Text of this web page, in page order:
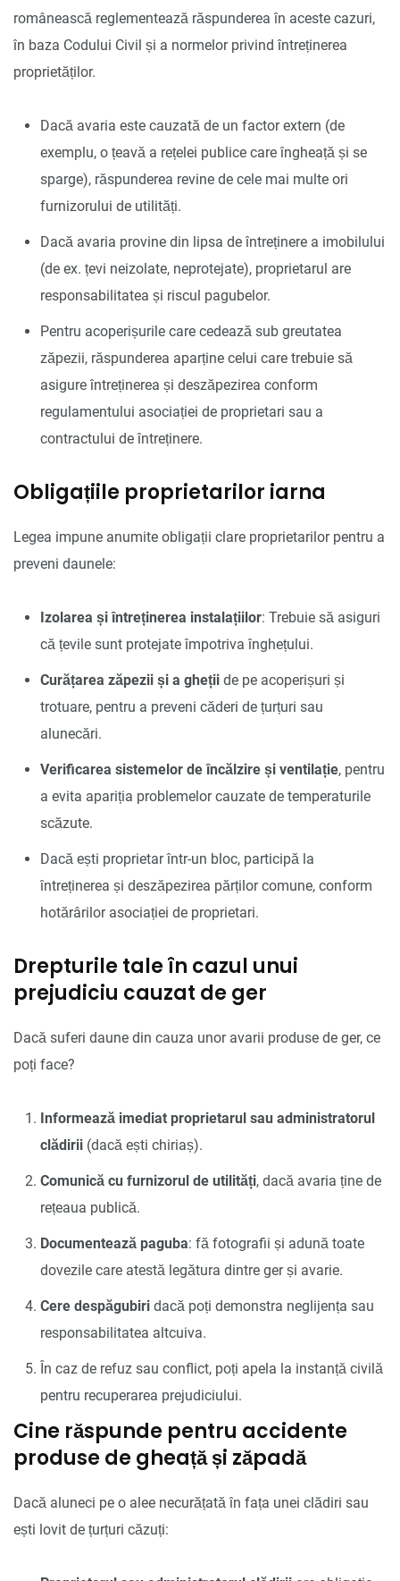
românească reglementează răspunderea în aceste cazuri,
în baza Codului Civil și a normelor privind întreținerea
proprietăților.
Dacă avaria este cauzată de un factor extern (de
exemplu, o țeavă a rețelei publice care îngheață și se
sparge), răspunderea revine de cele mai multe ori
furnizorului de utilități.
Dacă avaria provine din lipsa de întreținere a imobilului
(de ex. țevi neizolate, neprotejate), proprietarul are
responsabilitatea și riscul pagubelor.
Pentru acoperișurile care cedează sub greutatea
zăpezii, răspunderea aparține celui care trebuie să
asigure întreținerea și deszăpezirea conform
regulamentului asociației de proprietari sau a
contractului de întreținere.
Obligațiile proprietarilor iarna
Legea impune anumite obligații clare proprietarilor pentru a
preveni daunele:
Izolarea și întreținerea instalațiilor: Trebuie să asiguri
că țevile sunt protejate împotriva înghețului.
Curățarea zăpezii și a gheții de pe acoperișuri și
trotuare, pentru a preveni căderi de țurțuri sau
alunecări.
Verificarea sistemelor de încălzire și ventilație, pentru
a evita apariția problemelor cauzate de temperaturile
scăzute.
Dacă ești proprietar într-un bloc, participă la
întreținerea și deszăpezirea părților comune, conform
hotărârilor asociației de proprietari.
Drepturile tale în cazul unui
prejudiciu cauzat de ger
Dacă suferi daune din cauza unor avarii produse de ger, ce
poți face?
Informează imediat proprietarul sau administratorul
clădirii (dacă ești chiriaș).
Comunică cu furnizorul de utilități, dacă avaria ține de
rețeaua publică.
Documentează paguba: fă fotografii și adună toate
dovezile care atestă legătura dintre ger și avarie.
Cere despăgubiri dacă poți demonstra neglijența sau
responsabilitatea altcuiva.
În caz de refuz sau conflict, poți apela la instanță civilă
pentru recuperarea prejudiciului.
Cine răspunde pentru accidente
produse de gheață și zăpadă
Dacă aluneci pe o alee necurățată în fața unei clădiri sau
ești lovit de țurțuri căzuți: